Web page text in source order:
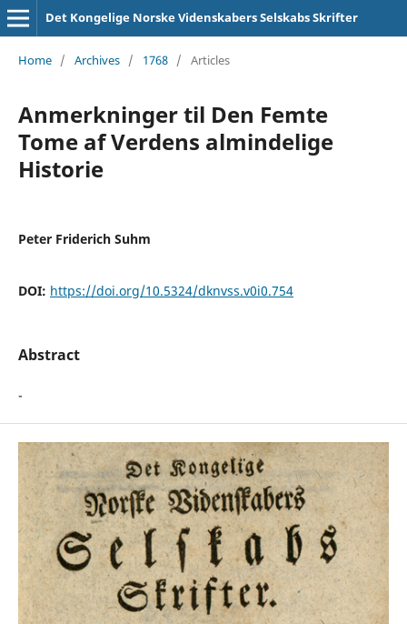
Det Kongelige Norske Videnskabers Selskabs Skrifter
Home / Archives / 1768 / Articles
Anmerkninger til Den Femte
Tome af Verdens almindelige
Historie
Peter Friderich Suhm
DOI: https://doi.org/10.5324/dknvss.v0i0.754
Abstract
-